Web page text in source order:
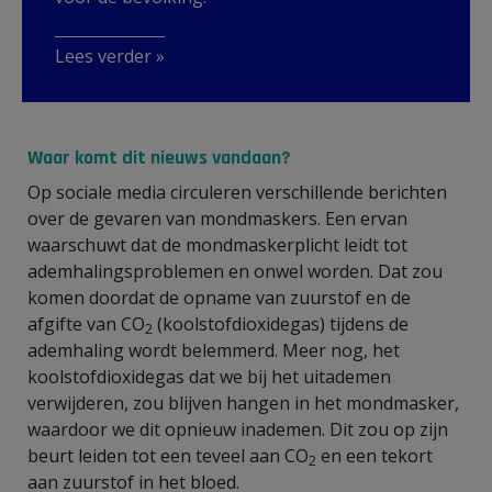
Lees verder »
Waar komt dit nieuws vandaan?
Op sociale media circuleren verschillende berichten
over de gevaren van mondmaskers. Een ervan
waarschuwt dat de mondmaskerplicht leidt tot
ademhalingsproblemen en onwel worden. Dat zou
komen doordat de opname van zuurstof en de
afgifte van CO2 (koolstofdioxidegas) tijdens de
ademhaling wordt belemmerd. Meer nog, het
koolstofdioxidegas dat we bij het uitademen
verwijderen, zou blijven hangen in het mondmasker,
waardoor we dit opnieuw inademen. Dit zou op zijn
beurt leiden tot een teveel aan CO2 en een tekort
aan zuurstof in het bloed.